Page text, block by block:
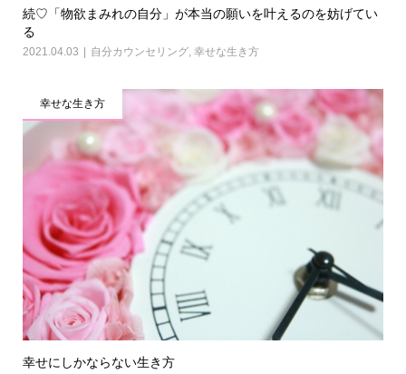
続♡「物欲まみれの自分」が本当の願いを叶えるのを妨げてい
る
2021.04.03 自分カウンセリング, 幸せな生き方
幸せな生き方
幸せにしかならない生き方